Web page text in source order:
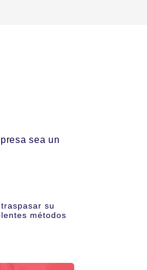
sea un
su
métodos